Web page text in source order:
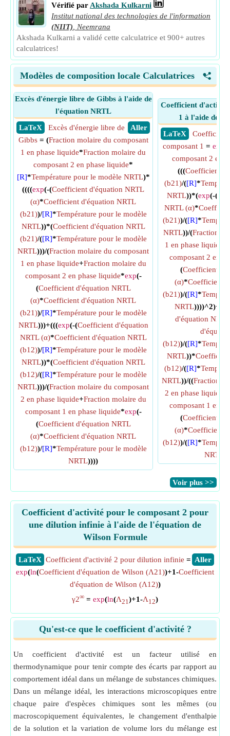
Vérifié par Akshada Kulkarni
Institut national des technologies de l'information
(NIIT)
Neemrana
Akshada Kulkarni a validé cette calculatrice et 900+ autres
calculatrices!
<
Modèles de composition locale Calculatrices
Excès d'énergie libre de Gibbs à l'aide de
l'équation NRTL
​ LaTeX
​ Aller
Excès d'énergie libre de
Gibbs= (Fraction molaire du composant
1 en phase liquide*Fraction molaire du
composant 2 en phase liquide*
[R]*Température pour le modèle NRTL)*
((((exp(-(Coefficient d'équation NRTL
(α)*Coefficient d'équation NRTL
(b21))/[R]*Température pour le modèle
NRTL))*(Coefficient d'équation NRTL
(b21)/([R]*Température pour le modèle
NRTL)))/(Fraction molaire du composant
1 en phase liquide+Fraction molaire du
composant 2 en phase liquide*exp(-
(Coefficient d'équation NRTL
(α)*Coefficient d'équation NRTL
(b21))/[R]*Température pour le modèle
NRTL)))+(((exp(-(Coefficient d'équation
NRTL (α)*Coefficient d'équation NRTL
(b12))/[R]*Température pour le modèle
NRTL))*(Coefficient d'équation NRTL
(b12)/([R]*Température pour le modèle
NRTL)))/(Fraction molaire du composant
2 en phase liquide+Fraction molaire du
composant 1 en phase liquide*exp(-
(Coefficient d'équation NRTL
(α)*Coefficient d'équation NRTL
(b12))/[R]*Température pour le modèle
NRTL))))
Coefficient
1 à l'aide de
​ LaTeX
Coefficient
composant 1 = exp
composant 2 en
(((Coefficient
(b21)/([R]*
NRTL))*(exp(-(
NRTL (α)*
(b21))/([R]*
NRTL))/(Fraction
1 en phase liquide
composant 2 en
(Coefficient
(α)*Coefficient
(b21))/([R]*
NRTL))))^2)+((
d'équation
(b12))/([R]*
NRTL))*
(b12)/([R]*
NRTL))/((Fraction
2 en phase liquide
composant 1 en
(Coefficient
(α)*Coefficient
(b12))/([R]*
NRTL
​Voir plus >>
Coefficient d'activité pour le composant 2 pour
une dilution infinie à l'aide de l'équation de
Wilson Formule
​LaTeX ​Aller
Coefficient d'activité 2 pour dilution infinie =
exp(ln(Coefficient d'équation de Wilson (Λ21))+1-Coefficient
d'équation de Wilson (Λ12))
γ2∞ = exp(ln(Λ21)+1-Λ12)
Qu'est-ce que le coefficient d'activité ?
Un coefficient d'activité est un facteur utilisé en
thermodynamique pour tenir compte des écarts par rapport au
comportement idéal dans un mélange de substances chimiques.
Dans un mélange idéal, les interactions microscopiques entre
chaque paire d'espèces chimiques sont les mêmes (ou
macroscopiquement équivalentes, le changement d'enthalpie
de la solution et la variation de volume lors du mélange est